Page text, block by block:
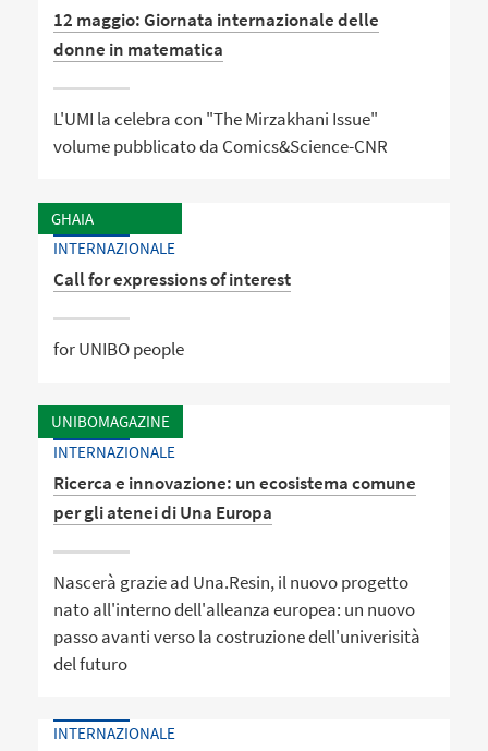
12 maggio: Giornata internazionale delle
donne in matematica
L'UMI la celebra con "The Mirzakhani Issue"
volume pubblicato da Comics&Science-CNR
GHAIA
INTERNAZIONALE
Call for expressions of interest
for UNIBO people
UNIBOMAGAZINE
INTERNAZIONALE
Ricerca e innovazione: un ecosistema comune
per gli atenei di Una Europa
Nascerà grazie ad Una.Resin, il nuovo progetto
nato all'interno dell'alleanza europea: un nuovo
passo avanti verso la costruzione dell'univerisità
del futuro
INTERNAZIONALE